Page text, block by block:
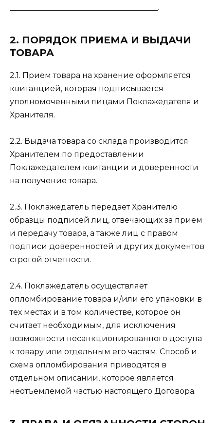
______________________________________.
2. ПОРЯДОК ПРИЕМА И ВЫДАЧИ
ТОВАРА
2.1. Прием товара на хранение оформляется
квитанцией, которая подписывается
уполномоченными лицами Поклажедателя и
Хранителя.
2.2. Выдача товара со склада производится
Хранителем по предоставлении
Поклажедателем квитанции и доверенности
на получение товара.
2.3. Поклажедатель передает Хранителю
образцы подписей лиц, отвечающих за прием
и передачу товара, а также лиц с правом
подписи доверенностей и других документов
строгой отчетности.
2.4. Поклажедатель осуществляет
опломбирование товара и/или его упаковки в
тех местах и в том количестве, которое он
считает необходимым, для исключения
возможности несанкционированного доступа
к товару или отдельным его частям. Способ и
схема опломбирования приводятся в
отдельном описании, которое является
неотъемлемой частью настоящего Договора.